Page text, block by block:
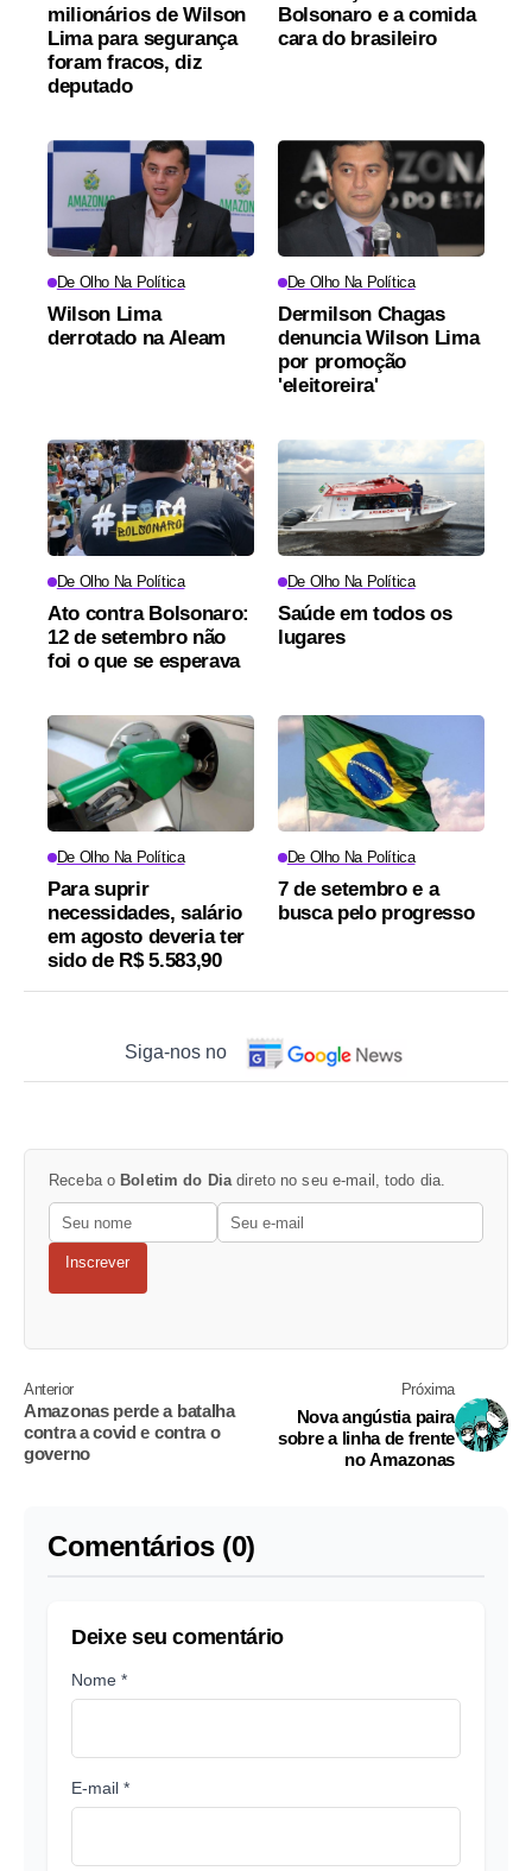
milionários de Wilson
Lima para segurança
foram fracos, diz
deputado
Bolsonaro e a comida
cara do brasileiro
De Olho Na Política
Wilson Lima
derrotado na Aleam
De Olho Na Política
Dermilson Chagas
denuncia Wilson Lima
por promoção
'eleitoreira'
De Olho Na Política
Ato contra Bolsonaro:
12 de setembro não
foi o que se esperava
De Olho Na Política
Saúde em todos os
lugares
De Olho Na Política
Para suprir
necessidades, salário
em agosto deveria ter
sido de R$ 5.583,90
De Olho Na Política
7 de setembro e a
busca pelo progresso
Siga-nos no
Receba o Boletim do Dia direto no seu e-mail, todo dia.
Inscrever
Anterior
Amazonas perde a batalha
contra a covid e contra o
governo
Próxima
Nova angústia paira
sobre a linha de frente
no Amazonas
Comentários (0)
Deixe seu comentário
Nome *
E-mail *